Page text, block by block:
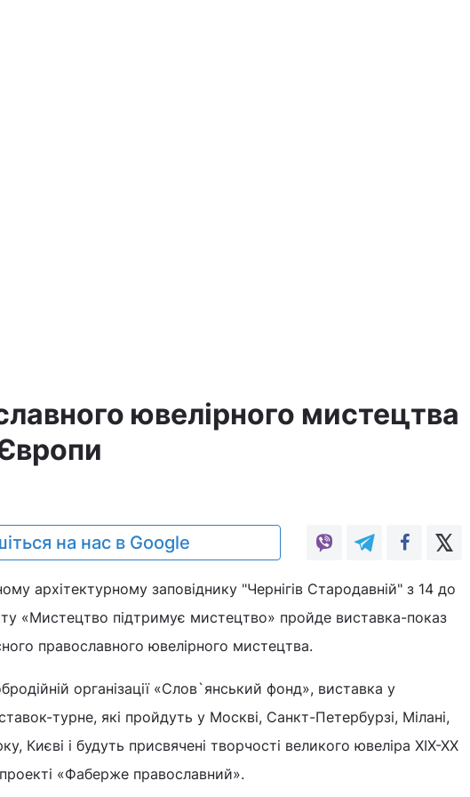
ювелірного мистецтва
на нас в Google
архітектурному заповіднику "Чернігів Стародавній" з 14 до
«Мистецтво підтримує мистецтво» пройде виставка-показ
православного ювелірного мистецтва.
організації «Слов`янський фонд», виставка у
турне, які пройдуть у Москві, Санкт-Петербурзі, Мілані,
Києві і будуть присвячені творчості великого ювеліра XIX-XX
«Фаберже православний».